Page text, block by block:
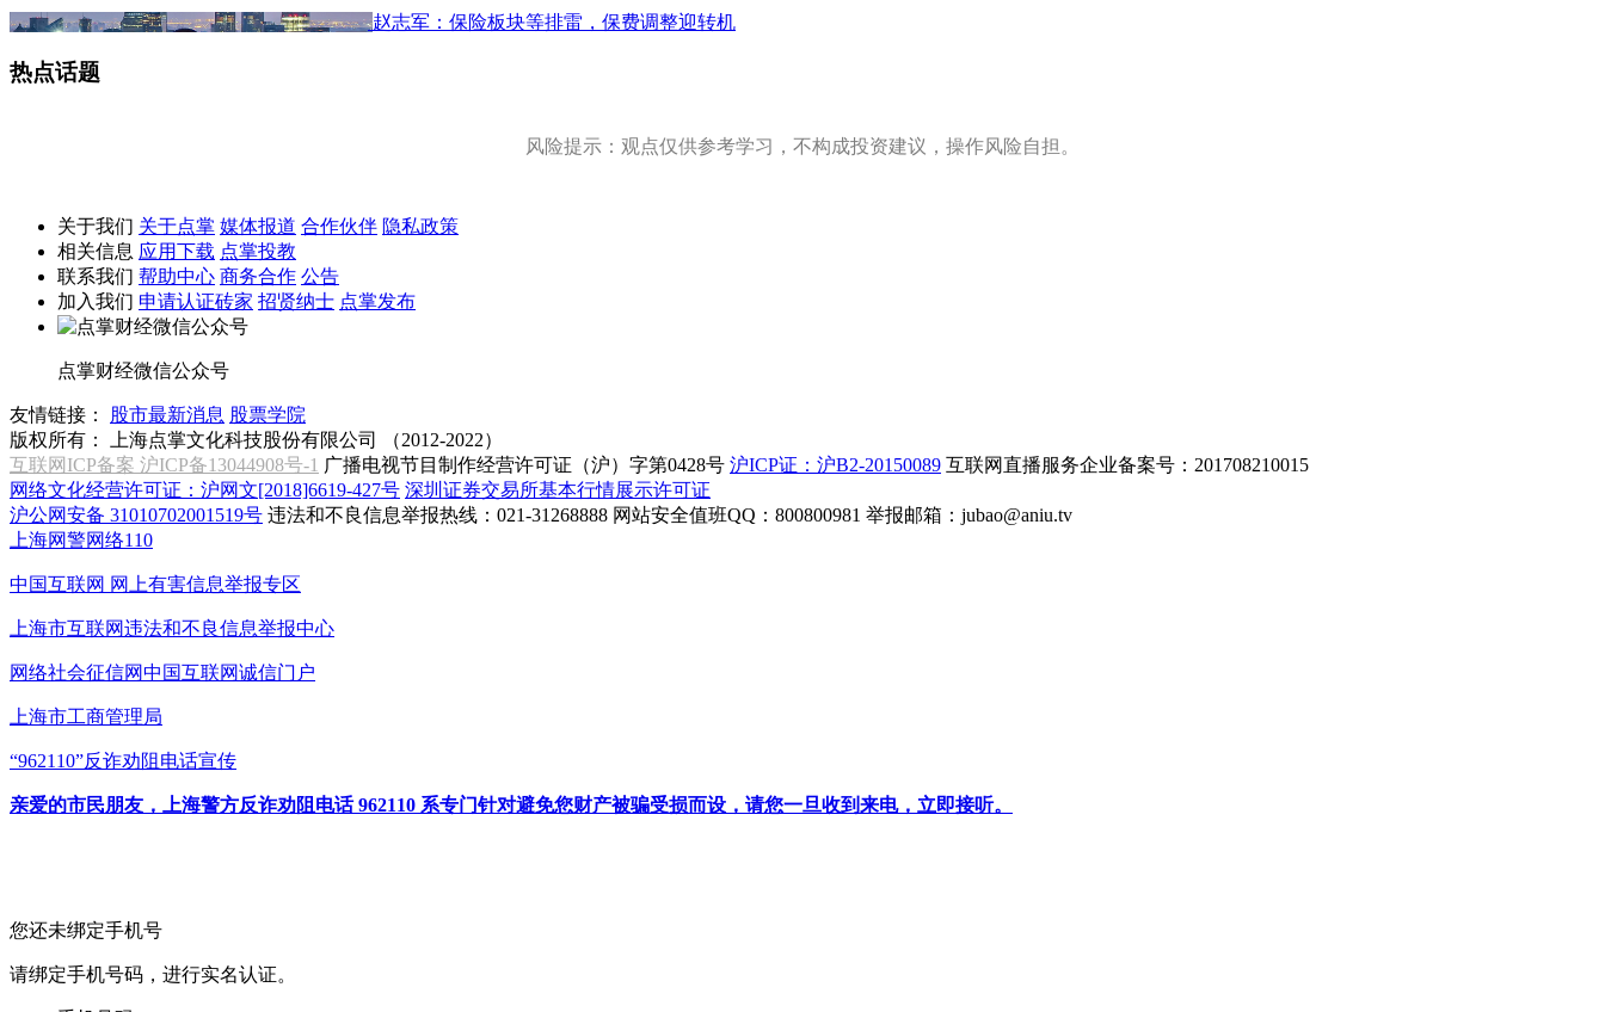
赵志军：保险板块等排雷，保费调整迎转机
热点话题
风险提示：观点仅供参考学习，不构成投资建议，操作风险自担。
关于我们 关于点掌 媒体报道 合作伙伴 隐私政策
相关信息 应用下载 点掌投教
联系我们 帮助中心 商务合作 公告
加入我们 申请认证砖家 招贤纳士 点掌发布
点掌财经微信公众号
友情链接： 股市最新消息 股票学院
版权所有：
上海点掌文化科技股份有限公司 （2012-2022）
互联网ICP备案 沪ICP备13044908号-1 广播电视节目制作经营许可证（沪）字第0428号 沪ICP证：沪B2-20150089 互联网直播服务企业备案号：201708210015
网络文化经营许可证：沪网文[2018]6619-427号 深圳证券交易所基本行情展示许可证
沪公网安备 31010702001519号 违法和不良信息举报热线：021-31268888 网站安全值班QQ：800800981 举报邮箱： jubao@aniu.tv
上海网警网络110
中国互联网 网上有害信息举报专区
上海市互联网违法和不良信息举报中心
网络社会征信网中国互联网诚信门户
上海市工商管理局
“962110”反诈劝阻电话宣传
亲爱的市民朋友，上海警方反诈劝阻电话 962110 系专门针对避免您财产被骗受损而设，请您一旦收到来电，立即接听。
您还未绑定手机号
请绑定手机号码，进行实名认证。